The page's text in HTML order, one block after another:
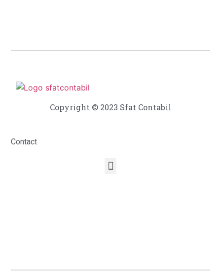
Copyright © 2023 Sfat Contabil
Contact